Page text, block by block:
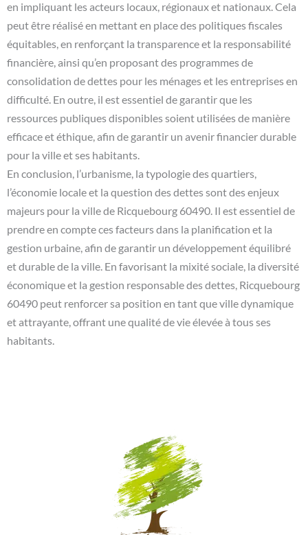
en impliquant les acteurs locaux, régionaux et nationaux. Cela
peut être réalisé en mettant en place des politiques fiscales
équitables, en renforçant la transparence et la responsabilité
financière, ainsi qu’en proposant des programmes de
consolidation de dettes pour les ménages et les entreprises en
difficulté. En outre, il est essentiel de garantir que les
ressources publiques disponibles soient utilisées de manière
efficace et éthique, afin de garantir un avenir financier durable
pour la ville et ses habitants.
En conclusion, l’urbanisme, la typologie des quartiers,
l’économie locale et la question des dettes sont des enjeux
majeurs pour la ville de Ricquebourg 60490. Il est essentiel de
prendre en compte ces facteurs dans la planification et la
gestion urbaine, afin de garantir un développement équilibré
et durable de la ville. En favorisant la mixité sociale, la diversité
économique et la gestion responsable des dettes, Ricquebourg
60490 peut renforcer sa position en tant que ville dynamique
et attrayante, offrant une qualité de vie élevée à tous ses
habitants.